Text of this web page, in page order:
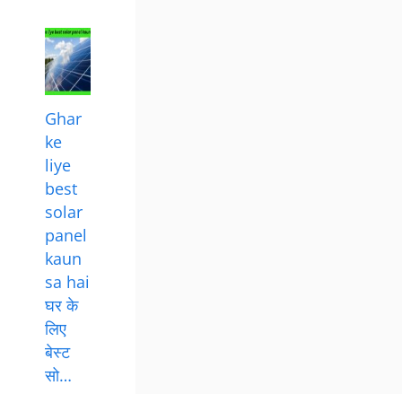
Ghar
ke
liye
best
solar
panel
kaun
sa hai
घर के
लिए
बेस्ट
सो…